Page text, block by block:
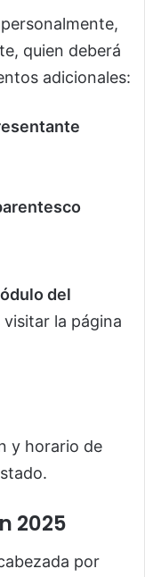
quien deberá
adicionales:
del
la página
y horario de
2025
por